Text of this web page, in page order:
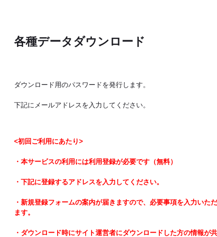
各種データダウンロード
ダウンロード用のパスワードを発行します。
下記にメールアドレスを入力してください。
<初回ご利用にあたり>
・本サービスの利用には利用登録が必要です（無料）
・下記に登録するアドレスを入力してください。
・新規登録フォームの案内が届きますので、必要事項を入力いた
ます。
・ダウンロード時にサイト運営者にダウンロードした方の情報が